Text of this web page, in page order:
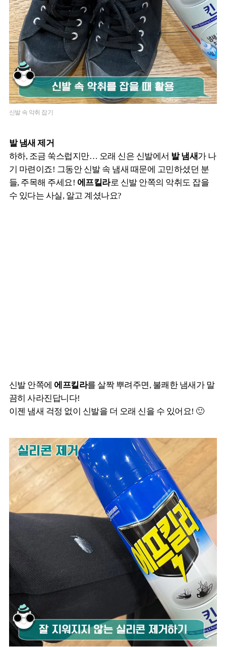
신발 속 악취 잡기
발 냄새 제거
하하, 조금 쑥스럽지만… 오래 신은 신발에서 발 냄새가 나
기 마련이죠! 그동안 신발 속 냄새 때문에 고민하셨던 분
들, 주목해 주세요! 에프킬라로 신발 안쪽의 악취도 잡을
수 있다는 사실, 알고 계셨나요?
신발 안쪽에 에프킬라를 살짝 뿌려주면, 불쾌한 냄새가 말
끔히 사라진답니다!
이젠 냄새 걱정 없이 신발을 더 오래 신을 수 있어요! 🙂